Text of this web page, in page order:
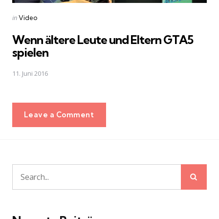
Posted
inVideo
Wenn ältere Leute und Eltern GTA5
spielen
11. Juni 2016
Leave a Comment
Search
for: